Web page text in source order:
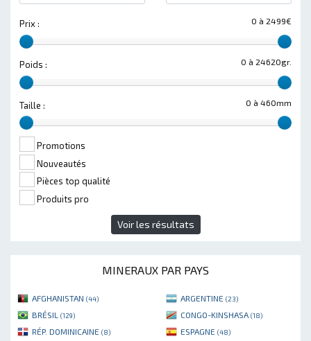
0 à 2499€
Prix :
0 à 24620gr.
Poids :
0 à 460mm
Taille :
Promotions
Nouveautés
Pièces top qualité
Produits pro
Voir les résultats
MINERAUX PAR PAYS
AFGHANISTAN (44) ARGENTINE (23)
BRÉSIL (129) CONGO-KINSHASA (18)
RÉP. DOMINICAINE (8) ESPAGNE (48)